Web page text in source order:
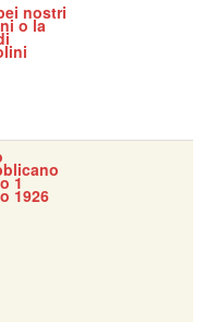
nostri
o la
1
1926